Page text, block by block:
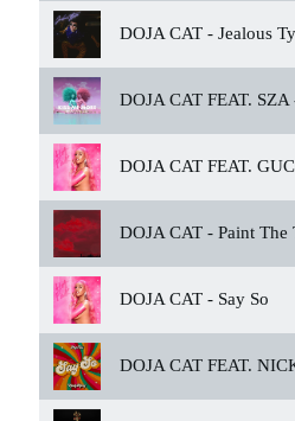
DOJA CAT - Jealous
DOJA CAT FEAT. SZA
DOJA CAT FEAT.
DOJA CAT - Paint The
DOJA CAT - Say So
DOJA CAT FEAT.